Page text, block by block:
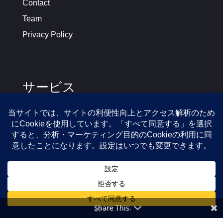
Contact
Team
Privacy Policy
サービス
AIコーディネーター
英語ホームページ作成
AI文章校正サービス
AEO・GEO・SEOコンサル
有料オンライン広告支援
Clover – クローバー POSレジ
Share This